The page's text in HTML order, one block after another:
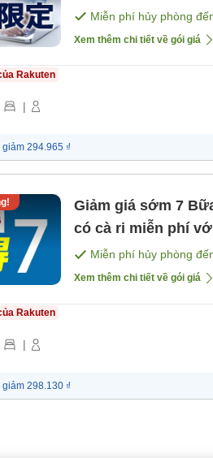
Miễn phí hủy phòng
Xem thêm chi tiết về gói giá
Rakuten
|
giảm 294.965 ₫
Giảm giá sớm 7 Bữa sáng miễn phí! Buổi tối ngày thường
có cà ri miễn phí với số
[Bữa sáng]
Miễn phí hủy phòng
Xem thêm chi tiết về gói giá
Rakuten
|
giảm 298.130 ₫